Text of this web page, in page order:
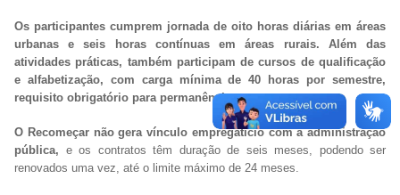
Os participantes cumprem jornada de oito horas diárias em áreas
urbanas e seis horas contínuas em áreas rurais. Além das
atividades práticas, também participam de cursos de qualificação
e alfabetização, com carga mínima de 40 horas por semestre,
requisito obrigatório para permanência no programa.
O Recomeçar não gera vínculo empregatício com a administração
pública, e os contratos têm duração de seis meses, podendo ser
renovados uma vez, até o limite máximo de 24 meses.